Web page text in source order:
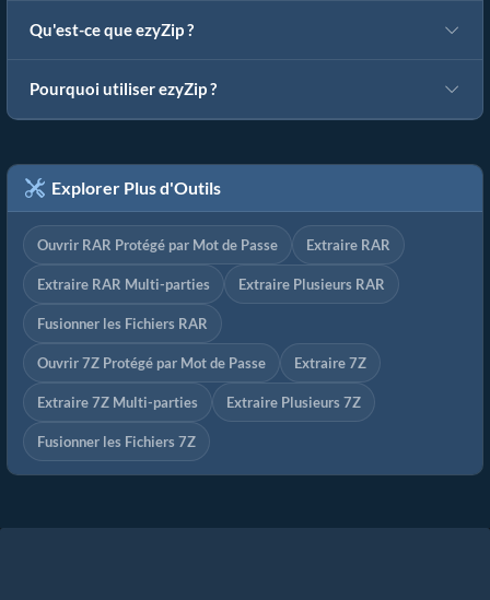
Qu'est-ce que ezyZip ?
Pourquoi utiliser ezyZip ?
Explorer Plus d'Outils
Ouvrir RAR Protégé par Mot de Passe Extraire RAR
Extraire RAR Multi-parties Extraire Plusieurs RAR
Fusionner les Fichiers RAR
Ouvrir 7Z Protégé par Mot de Passe Extraire 7Z
Extraire 7Z Multi-parties Extraire Plusieurs 7Z
Fusionner les Fichiers 7Z